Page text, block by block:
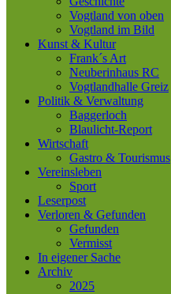
Vogtland von oben
Vogtland im Bild
Kunst & Kultur
Frank´s Art
Neuberinhaus RC
Vogtlandhalle Greiz
Politik & Verwaltung
Baggerloch
Blaulicht-Report
Wirtschaft
Gastro & Tourismus
Vereinsleben
Sport
Leserpost
Verloren & Gefunden
Gefunden
Vermisst
In eigener Sache
Archiv
2025